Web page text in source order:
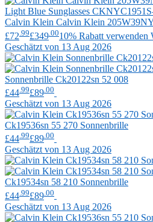
Calvin Klein Calvin Klein
£72 .99£349 .0010% Rabatt
Geschätzt von 13 Aug 2026
Sonnenbrille Ck20122sn 52 008
£44 .99£89 .00
Geschätzt von 13 Aug 2026
Ck19536sn 55 270 Sonnenbrille
£44 .99£89 .00
Geschätzt von 13 Aug 2026
Ck19534sn 58 210 Sonnenbrille
£44 .99£89 .00
Geschätzt von 13 Aug 2026